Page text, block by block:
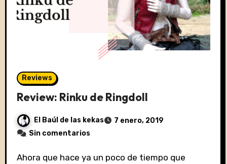
Reviews
Review: Rinku de Ringdoll
El Baúl de las kekas
7 enero, 2019
Sin comentarios
Ahora que hace ya un poco de tiempo que